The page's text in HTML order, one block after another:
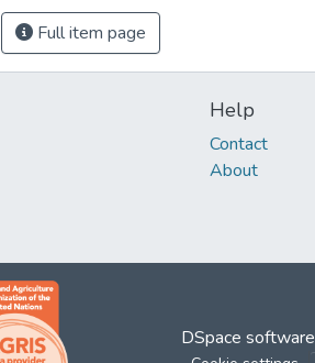
Full item page
Help
Contact
About
DSpace software